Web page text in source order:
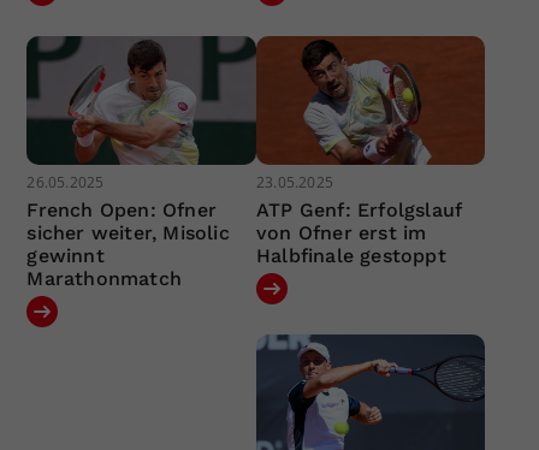
26.05.2025
French Open: Ofner
sicher weiter, Misolic
gewinnt
Marathonmatch
23.05.2025
ATP Genf: Erfolgslauf
von Ofner erst im
Halbfinale gestoppt